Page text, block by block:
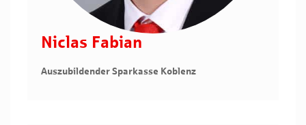
Niclas Fabian
Auszubildender Sparkasse Koblenz